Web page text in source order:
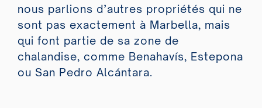
nous parlions d’autres propriétés qui ne
sont pas exactement à Marbella, mais
qui font partie de sa zone de
chalandise, comme Benahavís, Estepona
ou San Pedro Alcántara.